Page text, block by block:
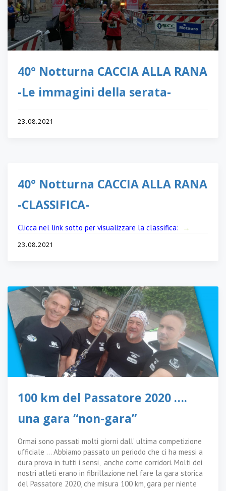
40° Notturna CACCIA ALLA RANA
-Le immagini della serata-
23.08.2021
40° Notturna CACCIA ALLA RANA
-CLASSIFICA-
Clicca nel link sotto per visualizzare la classifica: →
23.08.2021
100 km del Passatore 2020 ….
una gara “non-gara”
Ormai sono passati molti giorni dall’ ultima competizione
ufficiale … Abbiamo passato un periodo che ci ha messi a
dura prova in tutti i sensi, anche come corridori. Molti dei
nostri atleti erano in fibrillazione nel fare la gara storica
del Passatore 2020, che misura 100 km, gara per niente